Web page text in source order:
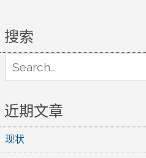
搜索
for:
近期文章
现状